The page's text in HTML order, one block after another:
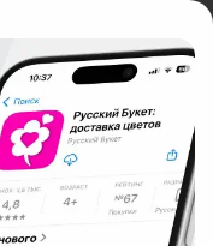
«Технология»
ул. Ипподромская,